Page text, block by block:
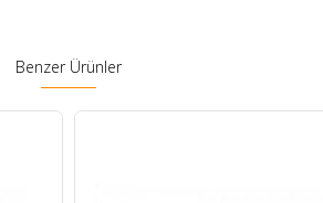
Benzer Ürünler